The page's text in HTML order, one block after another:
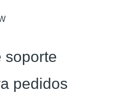
soporte
pedidos